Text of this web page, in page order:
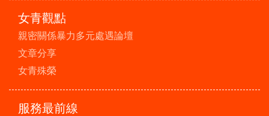
女青觀點
親密關係暴力多元處遇論壇
文章分享
女青殊榮
服務最前線